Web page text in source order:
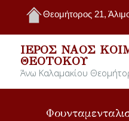
Θεομήτορος 21,
ΙΕΡΌΣ ΝΑΌΣ
ΘΕΟΤΌΚΟΥ
Άνω Καλαμακίου